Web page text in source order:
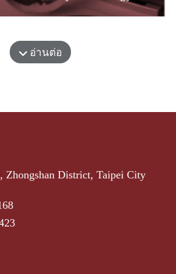
อ่านต่อ
Zhongshan District, Taipei City